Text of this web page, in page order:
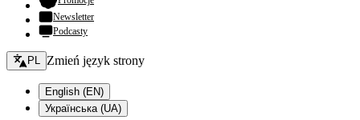
Newsletter
Podcasty
Zmień język - bieżący:
PL Zmień język strony
English (EN)
Українська (UA)